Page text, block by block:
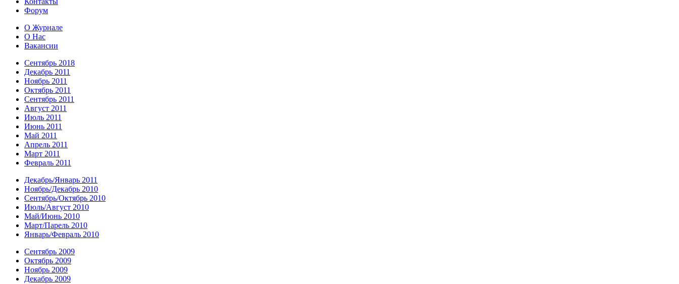
Форум
О Журнале
О Нас
Вакансии
Сентябрь 2018
Декабрь 2011
Ноябрь 2011
Октябрь 2011
Сентябрь 2011
Август 2011
Июль 2011
Июнь 2011
Май 2011
Апрель 2011
Март 2011
Февраль 2011
Декабрь/Январь 2011
Ноябрь/Декабрь 2010
Сентябрь/Октябрь 2010
Июль/Август 2010
Май/Июнь 2010
Март/Парель 2010
Январь/Февраль 2010
Сентябрь 2009
Октябрь 2009
Ноябрь 2009
Декабрь 2009